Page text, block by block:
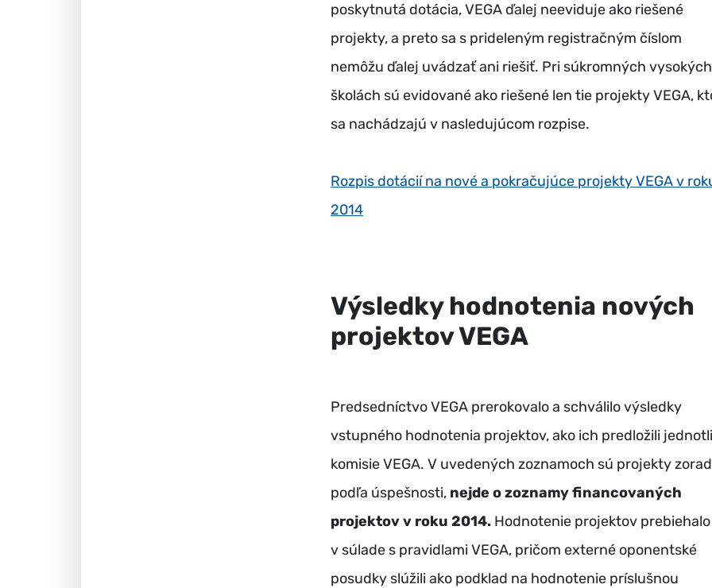
poskytnutá dotácia, VEGA ďalej neeviduje ako riešené
projekty, a preto sa s prideleným registračným číslom
nemôžu ďalej uvádzať ani riešiť. Pri súkromných vysokých
školách sú evidované ako riešené len tie projekty VEGA,
sa nachádzajú v nasledujúcom rozpise.
Rozpis dotácií na nové a pokračujúce projekty VEGA v
2014
Výsledky hodnotenia nových
projektov VEGA
Predsedníctvo VEGA prerokovalo a schválilo výsledky
vstupného hodnotenia projektov, ako ich predložili
komisie VEGA. V uvedených zoznamoch sú projekty
podľa úspešnosti, nejde o zoznamy financovaných
projektov v roku 2014. Hodnotenie projektov prebiehalo
v súlade s pravidlami VEGA, pričom externé oponentské
posudky slúžili ako podklad na hodnotenie príslušnou